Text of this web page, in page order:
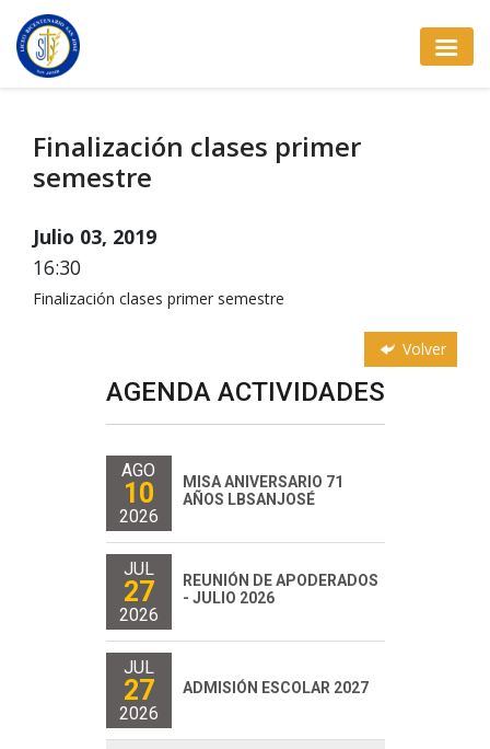
Finalización clases primer
semestre
Julio 03, 2019
16:30
Finalización clases primer semestre
Volver
AGENDA ACTIVIDADES
AGO
10
2026
MISA ANIVERSARIO 71
AÑOS LBSANJOSÉ
JUL
27
2026
REUNIÓN DE APODERADOS
- JULIO 2026
JUL
27
2026
ADMISIÓN ESCOLAR 2027